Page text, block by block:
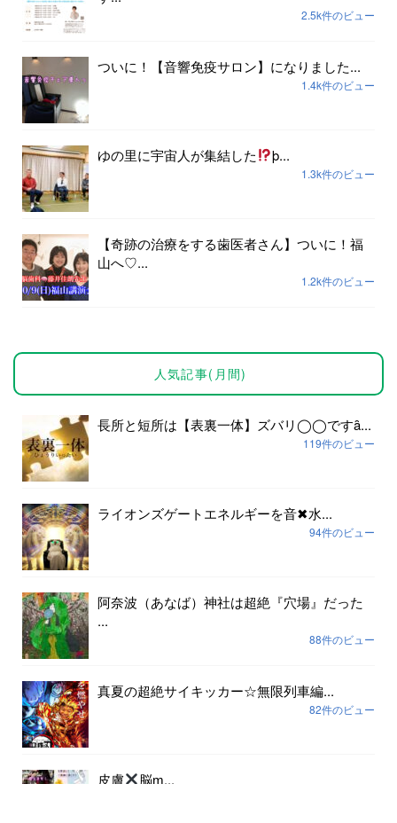
2.5k件のビュー
ついに！【音響免疫サロン】になりました...
1.4k件のビュー
ゆの里に宇宙人が集結した þ...
1.3k件のビュー
【奇跡の治療をする歯医者さん】ついに！福
山へ♡...
1.2k件のビュー
人気記事(月間)
長所と短所は【表裏一体】ズバリ◯◯ですȃ...
119件のビュー
ライオンズゲートエネルギーを音✖︎水...
94件のビュー
阿奈波（あなば）神社は超絶『穴場』だった
...
88件のビュー
真夏の超絶サイキッカー☆無限列車編...
82件のビュー
皮膚 脳ɱ...